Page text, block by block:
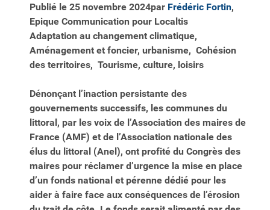
Publié le 25 novembre 2024par Frédéric Fortin,
Epique Communication pour Localtis
Adaptation au changement climatique,
Aménagement et foncier, urbanisme, Cohésion
des territoires, Tourisme, culture, loisirs
Dénonçant l’inaction persistante des
gouvernements successifs, les communes du
littoral, par les voix de l’Association des maires de
France (AMF) et de l’Association nationale des
élus du littoral (Anel), ont profité du Congrès des
maires pour réclamer d’urgence la mise en place
d’un fonds national et pérenne dédié pour les
aider à faire face aux conséquences de l’érosion